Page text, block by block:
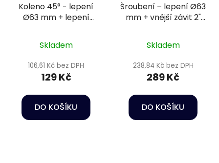
Koleno 45° - lepení
Ø63 mm + lepení
Skladem
106,61 Kč bez DPH
129 Kč
DO KOŠÍKU
Šroubení – lepení Ø63
mm + vnější závit 2"
Skladem
238,84 Kč bez DPH
289 Kč
DO KOŠÍKU